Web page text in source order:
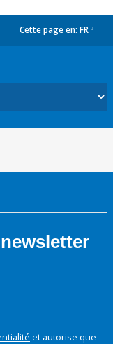
Cette page en: FR
et autorise que